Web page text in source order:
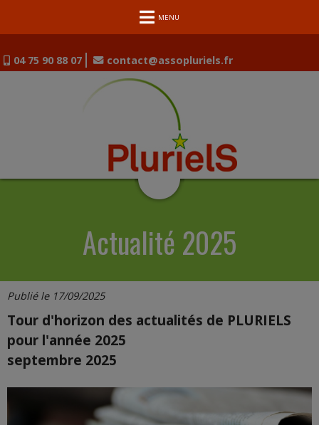
MENU
04 75 90 88 07 contact@assopluriels.fr
Actualité 2025
Publié le 17/09/2025
Tour d'horizon des actualités de PLURIELS
pour l'année 2025
septembre 2025